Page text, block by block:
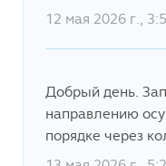
12 мая 2026 г.,
Добрый день.
направлению
порядке через